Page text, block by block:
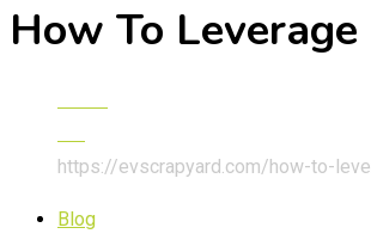
How To
https://evscrapyard.com/how-to-
Blog